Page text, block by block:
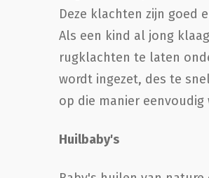
Deze klachten zijn goed
Als een kind al jong
rugklachten te laten
wordt ingezet, des te
op die manier
Huilbaby's